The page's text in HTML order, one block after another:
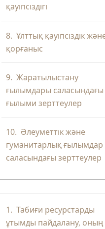
қауіпсіздігі
8.Ұлттық қауіпсіздік
қорғаныс
9.Жаратылыстану
ғылымдары саласындағы
ғылыми зерттеулер
10. Әлеуметтік және
гуманитарлық ғылымдар
саласындағы зерттеулер
1.Табиғи ресурстарды
ұтымды пайдалану, оның